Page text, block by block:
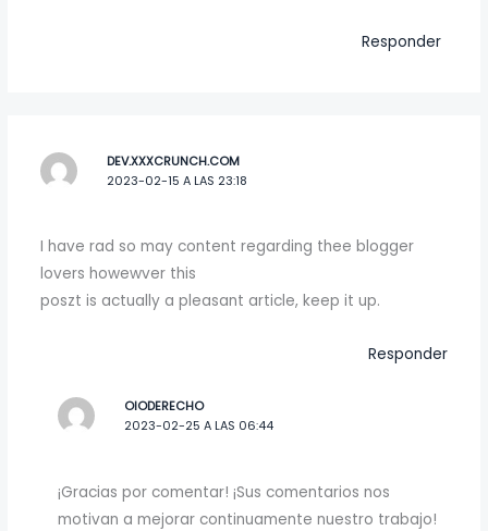
Responder
DEV.XXXCRUNCH.COM
2023-02-15 A LAS 23:18
I have rad so may content regarding thee blogger
lovers howewver this
poszt is actually a pleasant article, keep it up.
Responder
OIODERECHO
2023-02-25 A LAS 06:44
¡Gracias por comentar! ¡Sus comentarios nos
motivan a mejorar continuamente nuestro trabajo!